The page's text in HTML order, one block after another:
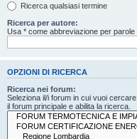
Ricerca qualsiasi termine
Ricerca per autore:
Usa * come abbreviazione per parole
OPZIONI DI RICERCA
Ricerca nei forum:
Seleziona il/i forum in cui vuoi
il forum principale e abilita la ricerca.